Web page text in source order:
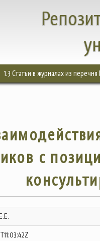
1.3 Статьи в журналах из перечня
с